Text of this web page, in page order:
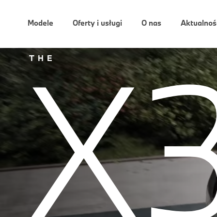
Modele Oferty i usługi O nas
THE